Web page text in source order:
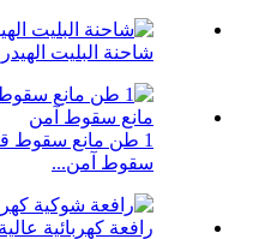
شاحنة البليت
سقوط آمن...